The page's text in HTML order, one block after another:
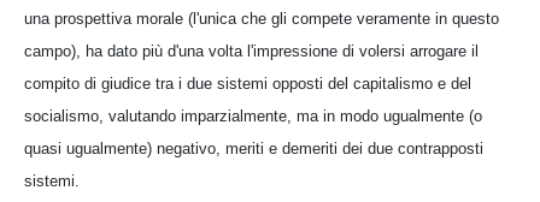
una prospettiva morale (l'unica che gli compete veramente in questo
campo), ha dato più d'una volta l'impressione di volersi arrogare il
compito di giudice tra i due sistemi opposti del capitalismo e del
socialismo, valutando imparzialmente, ma in modo ugualmente (o
quasi ugualmente) negativo, meriti e demeriti dei due contrapposti
sistemi.